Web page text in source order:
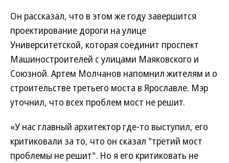
Он рассказал, что в этом же году завершится
проектирование дороги на улице
Университетской, которая соединит проспект
Машиностроителей с улицами Маяковского и
Союзной. Артем Молчанов напомнил жителям и о
строительстве третьего моста в Ярославле. Мэр
уточнил, что всех проблем мост не решит.
«У нас главный архитектор где-то выступил, его
критиковали за то, что он сказал "третий мост
проблемы не решит". Но я его критиковать не